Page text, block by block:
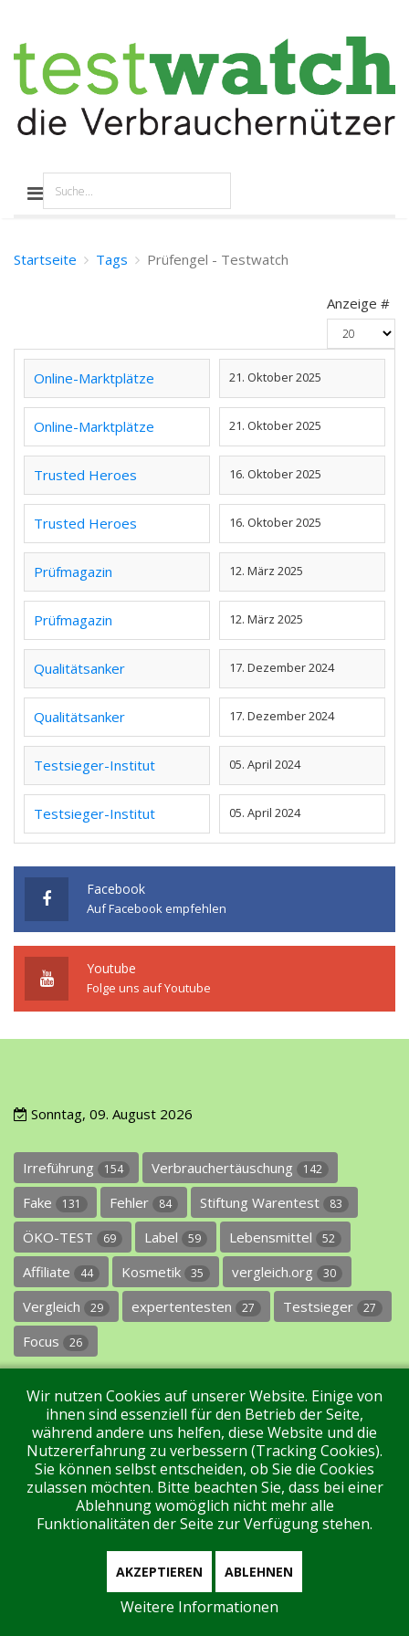
Startseite Tags Prüfengel - Testwatch
Anzeige #
Online-Marktplätze 21. Oktober 2025
Online-Marktplätze 21. Oktober 2025
Trusted Heroes 16. Oktober 2025
Trusted Heroes 16. Oktober 2025
Prüfmagazin 12. März 2025
Prüfmagazin 12. März 2025
Qualitätsanker 17. Dezember 2024
Qualitätsanker 17. Dezember 2024
Testsieger-Institut 05. April 2024
Testsieger-Institut 05. April 2024
Facebook
Auf Facebook empfehlen
Youtube
Folge uns auf Youtube
Sonntag, 09. August 2026
Irreführung 154 Verbrauchertäuschung 142
Fake 131 Fehler 84 Stiftung Warentest 83
ÖKO-TEST 69 Label 59 Lebensmittel 52
Affiliate 44 Kosmetik 35 vergleich.org 30
Vergleich 29 expertentesten 27 Testsieger 27
Focus 26
Impressum Datenschutz Über uns Kontakt
Tags Unterstützen Sie uns! Login
Aktuell sind 50 Gäste und keine Mitglieder online
Wir nutzen Cookies auf unserer Website. Einige von
ihnen sind essenziell für den Betrieb der Seite,
während andere uns helfen, diese Website und die
Nutzererfahrung zu verbessern (Tracking Cookies).
Sie können selbst entscheiden, ob Sie die Cookies
zulassen möchten. Bitte beachten Sie, dass bei einer
Ablehnung womöglich nicht mehr alle
Funktionalitäten der Seite zur Verfügung stehen.
AKZEPTIEREN ABLEHNEN
Weitere Informationen